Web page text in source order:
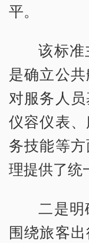
平。
该标
是确立公共
对服务人
仪容仪表
务技能等
理提供了统
二是明
围绕旅客